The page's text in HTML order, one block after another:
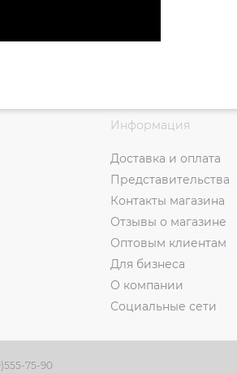
Информация
Доставка и оплата
Представительства
Контакты магазина
Отзывы о магазине
Оптовым клиентам
Для бизнеса
О компании
Социальные сети
75-90